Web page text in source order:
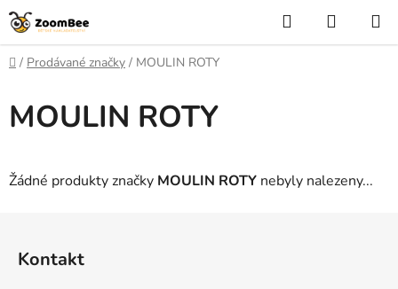
Přejít
na
obsah
Hledat
KOŠÍK
Domů
/ Prodávané značky / MOULIN ROTY
MOULIN ROTY
Žádné produkty značky MOULIN ROTY nebyly nalezeny...
Kontakt